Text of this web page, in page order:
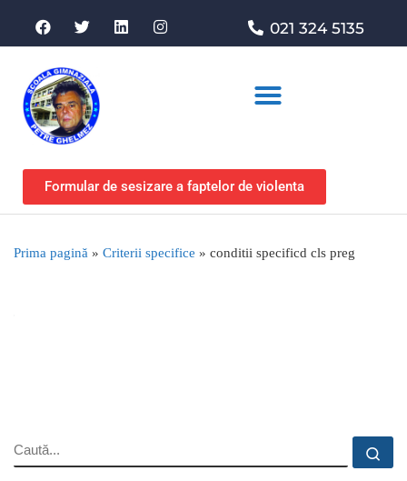
021 324 5135
Formular de sesizare a faptelor de violenta
Prima pagină » Criterii specifice » conditii specificd cls preg